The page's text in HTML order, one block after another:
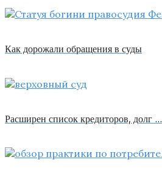
Как дорожали обращения в суды
Расширен список кредиторов, долг …